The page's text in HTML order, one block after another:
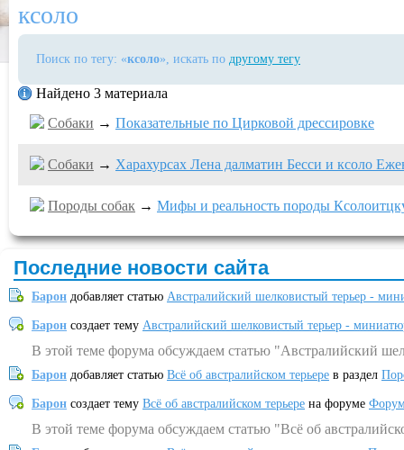
ксоло
Поиск по тегу: «ксоло», искать по другому тегу
Найдено 3 материала
Собаки → Показательные по Цирковой дрессировке
Собаки → Харахурсах Лена далматин Бесси и ксоло
Породы собак → Мифы и реальность породы
Последние новости сайта
Барон добавляет статью Австралийский шелковистый терьер -
Барон создает тему Австралийский шелковистый терьер -
В этой теме форума обсуждаем статью "Австралийский
Барон добавляет статью Всё об австралийском терьере в раздел
Барон создает тему Всё об австралийском терьере на форуме
В этой теме форума обсуждаем статью "Всё об